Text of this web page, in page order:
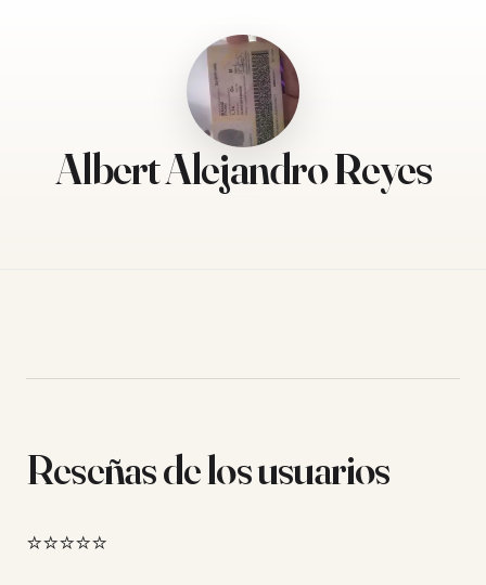
Albert Alejandro Reyes
Reseñas de los usuarios
⭐⭐⭐⭐⭐